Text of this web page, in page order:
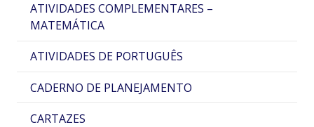
ATIVIDADES COMPLEMENTARES –
MATEMÁTICA
ATIVIDADES DE PORTUGUÊS
CADERNO DE PLANEJAMENTO
CARTAZES